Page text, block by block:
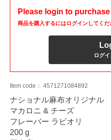
Please login to
商品を購入するにはログインしてくだ
ログ
Item code： 4571271084892
ナショナル麻布オリジナル
マカロニ & チーズ
フレーバー ラビオリ
200 g